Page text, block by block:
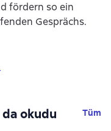
fördern so ein
Gesprächs.
da okudu Tüm